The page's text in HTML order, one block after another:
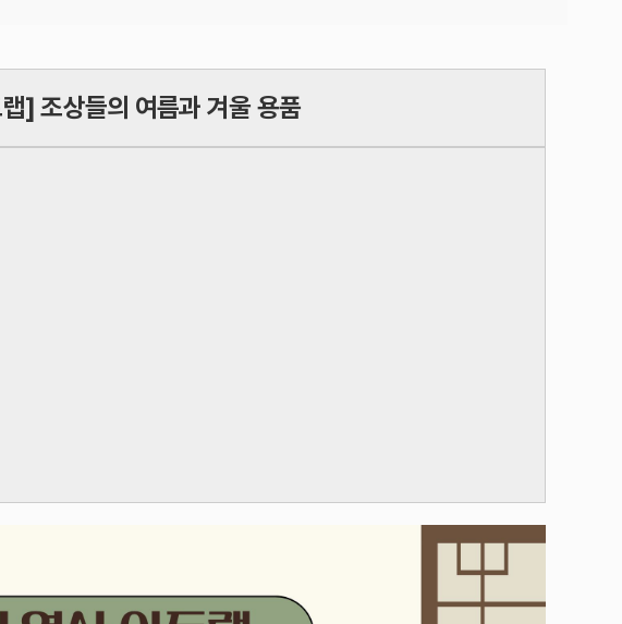
] 조상들의 여름과 겨울 용품